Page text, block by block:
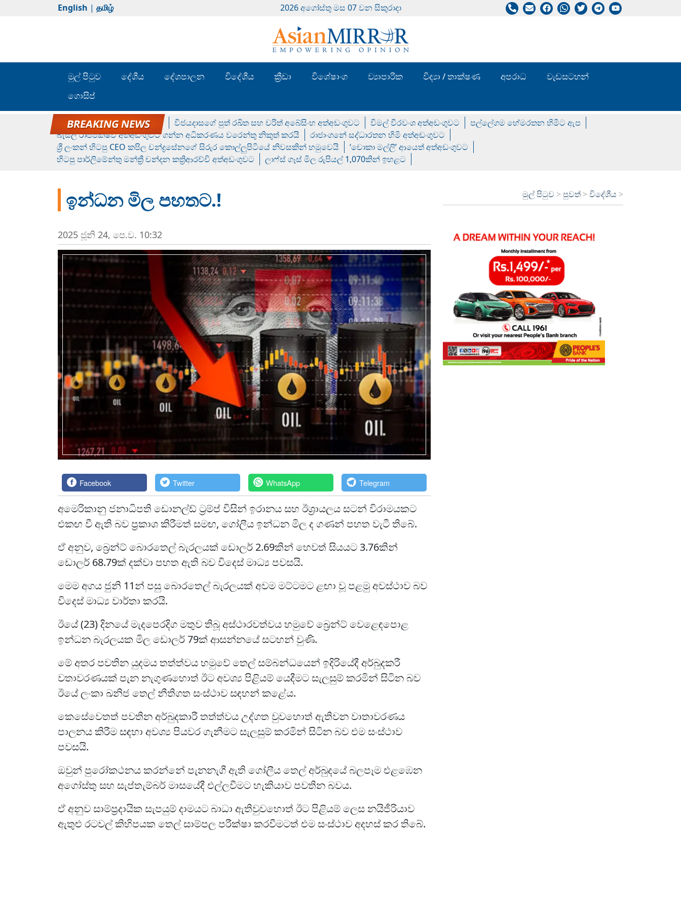
English | தமிழ் 2026 අගෝස්‍තු මස 07 වන සිකුරාදා
මුල් පිටුව දේශීය දේශපාලන විදේශීය ක්‍රීඩා විශේෂාංග ව්‍යාපාරික විද්‍යා / තාක්ෂණ අපරාධ
වැඩසටහන්
ගොසිප්
රන් ගෙනා රුමේෂ්ගේ හෙල්ලය විජයදාසගේ පුත් රඛිත සහ චරිත් අබේසිංහ අත්අඩංගුවට විමල් වීරවංශ අත්අඩංගුවට
පල්ලේගම හේමරතන හිමිට ඇප
බැසිල් රාජපක්ෂව අත්අඩංගුවට ගන්න අධිකරණය වරෙන්තු නිකුත් කරයි
රාජාංගනේ සද්ධාරතන හිමි අත්අඩංගුවට
ශ්‍රී ලංකන් හිටපු CEO කපිල චන්ද්‍රසේනගේ සිරුර කොල්ලුපිටියේ නිවසකින් හමුවෙයි
‘චොකා මල්ලි’ ආයෙත් අත්අඩංගුවට
හිටපු පාර්ලිමේන්තු මන්ත්‍රී චන්දන කත්‍රිආරච්චි අත්අඩංගුවට
ලාෆ්ස් ගෑස් මිල රුපියල් 1,070කින් ඉහළට
ඉන්ධන මිල පහතට.! මුල් පිටුව >පුවත් >විදේශීය >
2025 ජූනි 24, පෙ.ව. 10:32
Facebook Twitter WhatsApp Telegram
අමෙරිකානු ජනාධිපති ඩොනල්ඩ් ට්‍රම්ප් විසින් ඉරානය සහ ඊශ්‍රායලය සටන් විරාමයකට
එකඟ වී ඇති බව ප්‍රකාශ කිරීමත් සමඟ, ගෝලීය ඉන්ධන මිල ද ගණන් පහත වැටී තිබේ.
ඒ අනුව, බ්‍රෙන්ට් බොරතෙල් බැරලයක් ඩොලර් 2.69කින් හෙවත් සියයට 3.76කින්
ඩොලර් 68.79ක් දක්වා පහත ඇති බව විදෙස් මාධ්‍ය පවසයි.
මෙම අගය ජුනි 11න් පසු බොරතෙල් බැරලයක් අවම මට්ටමට ළඟා වූ පළමු අවස්ථාව බව
විදෙස් මාධ්‍ය වාර්තා කරයි.
ඊයේ (23) දිනයේ මැදපෙරදිග මතුව තිබූ අස්ථාරවත්වය හමුවේ බ්‍රෙන්ට් වෙළෙඳපොළ
ඉන්ධන බැරලයක මිල ඩොලර් 79ක් ආසන්නයේ සටහන් වුණි.
මේ අතර පවතින යුදමය තත්ත්වය හමුවේ තෙල් සම්බන්ධයෙන් ඉදිරියේදී අර්බුදකරී
වතාවරණයක් පැන නැගුණහොත් ඊට අවශ්‍ය පිළියම් යෙදීමට සැලසුම් කරමින් සිටින බව
ඊයේ ලංකා ඛනිජ තෙල් නීතිගත සංස්ථාව සඳහන් කළේය.
කෙසේවෙතත් පවතින අර්බුදකාරී තත්ත්වය උද්ගත වුවහොත් ඇතිවන වාතාවරණය
පාලනය කිරීම සඳහා අවශ්‍ය පියවර ගැනීමට සැලසුම් කරමින් සිටින බව එම සංස්ථාව
පවසයි.
ඔවුන් පුරෝකථනය කරන්නේ පැනනැගී ඇති ගෝලීය තෙල් අර්බුදයේ බලපෑම එළඹෙන
අගෝස්තු සහ සැප්තැම්බර් මාසයේදී එල්ලවීමට හැකියාව පවතින බවය.
ඒ අනුව සාම්ප්‍රදායික සැපයුම් දාමයට බාධා ඇතිවුවහොත් ඊට පිළියම් ලෙස නයිජීරියාව
ඇතුළු රටවල් කිහිපයක තෙල් සාම්පල පරීක්ෂා කරවීමටත් එම සංස්ථාව අදහස් කර තිබේ.